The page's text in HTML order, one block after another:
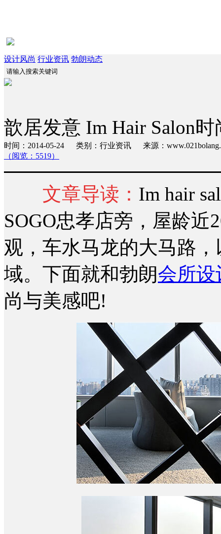
设计风尚 行业资讯 勃朗动态
歆居发意 Im Hair Salon
时间：2014-05-24 类别：行业资讯 来源：
（阅览：5519）
文章导读： Im hair
SOGO忠孝店旁，屋龄
观，车水马龙的大马路
域。下面就和勃朗会所
尚与美感吧!